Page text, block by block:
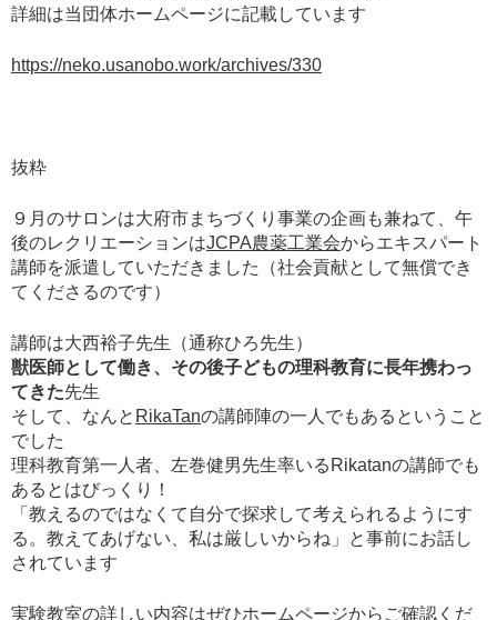
詳細は当団体ホームページに記載しています
https://neko.usanobo.work/archives/330
抜粋
９月のサロンは大府市まちづくり事業の企画も兼ねて、午
後のレクリエーションはJCPA農薬工業会からエキスパート
講師を派遣していただきました（社会貢献として無償でき
てくださるのです）
講師は大西裕子先生（通称ひろ先生）
獣医師として働き、その後子どもの理科教育に長年携わっ
てきた先生
そして、なんと RikaTanの講師陣の一人でもある ということ
でした
理科教育第一人者、左巻健男先生率いるRikatanの講師でも
あるとはびっくり！
「教えるのではなくて自分で探求して考えられるようにす
る。教えてあげない、私は厳しいからね」
と事前にお話し
されています
実験教室の詳しい内容はぜひホームページからご確認くだ